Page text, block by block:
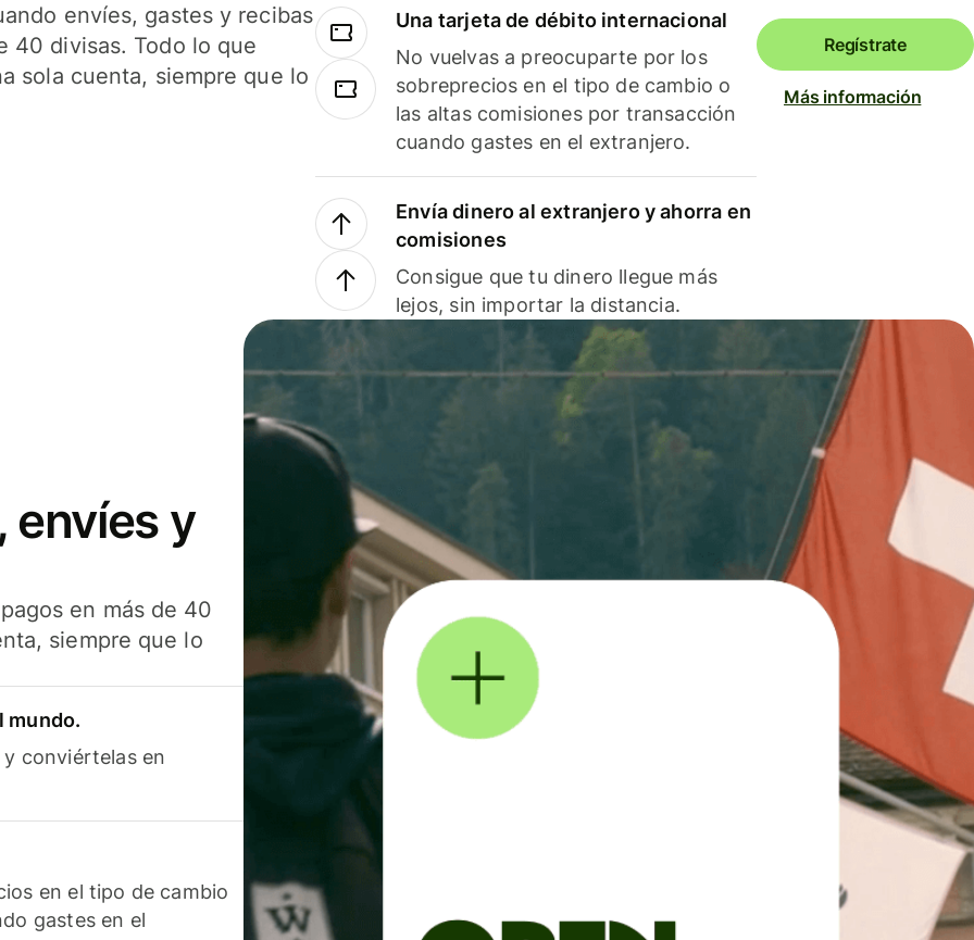
envíes, gastes y recibas
40 divisas. Todo lo que
sola cuenta, siempre que lo
Una tarjeta de débito internacional
No vuelvas a preocuparte por los
sobreprecios en el tipo de cambio o
las altas comisiones por transacción
cuando gastes en el extranjero.
Envía dinero al extranjero y ahorra en
comisiones
Consigue que tu dinero llegue más
lejos, sin importar la distancia.
Regístrate
Más información
envíes y
en más de 40
siempre que lo
mundo.
conviértelas en
en el tipo de cambio
gastes en el